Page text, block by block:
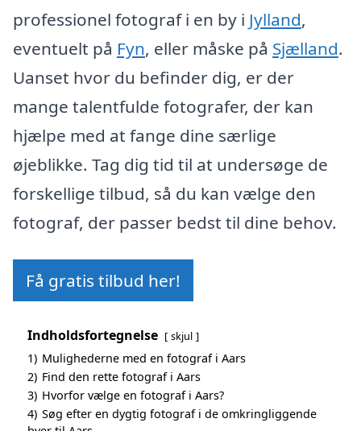
professionel fotograf i en by i Jylland,
eventuelt på Fyn, eller måske på Sjælland.
Uanset hvor du befinder dig, er der
mange talentfulde fotografer, der kan
hjælpe med at fange dine særlige
øjeblikke. Tag dig tid til at undersøge de
forskellige tilbud, så du kan vælge den
fotograf, der passer bedst til dine behov.
Få gratis tilbud her!
Indholdsfortegnelse skjul
1) Mulighederne med en fotograf i Aars
2) Find den rette fotograf i Aars
3) Hvorfor vælge en fotograf i Aars?
4) Søg efter en dygtig fotograf i de omkringliggende